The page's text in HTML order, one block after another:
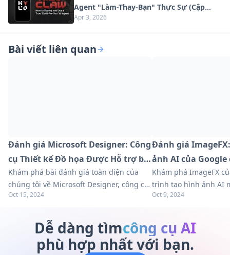
Agent "Làm-Thay-Bạn" Thực Sự (Cập
Nhật 2026)
Apr 3, 2026
Bài viết liên quan
Đánh giá Microsoft Designer: Công
cụ Thiết kế Đồ họa Được Hỗ trợ bởi
AI
Khám phá bài đánh giá toàn diện của
chúng tôi về Microsoft Designer, công cụ
thiết kế đồ họa được hỗ trợ bởi AI. Tìm
so sánh với các lựa chọn thay thế.
Oct 15, 2024
Đánh giá
ảnh AI của
Khám phá ImageFX
trình tạo hình ảnh AI
mạng. Tìm hiểu các
thế. Hãy đi sâu vào
của chúng tôi ngay
Oct 9, 2024
Dễ dàng tìmcông cụ AI
phù hợp nhất với bạn.